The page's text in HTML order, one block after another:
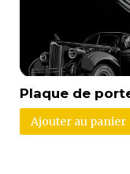
Plaque de
Ajouter au panier